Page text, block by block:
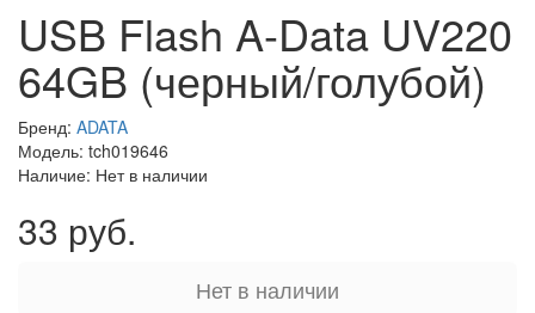
USB Flash A-Data UV220
64GB (черный/голубой)
Бренд: ADATA
Модель: tch019646
Наличие: Нет в наличии
33 руб.
Нет в наличии